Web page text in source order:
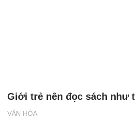
VĂN HÓA
Giới trẻ nên đọc sách như